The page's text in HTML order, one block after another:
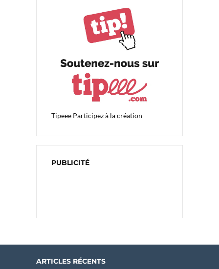
Tipeee Participez à la création
PUBLICITÉ
ARTICLES RÉCENTS